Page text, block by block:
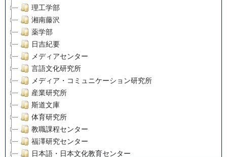
理工学部
湘南藤沢
薬学部
日吉紀要
メディアセンター
言語文化研究所
メディア・コミュニケーション研究所
産業研究所
斯道文庫
体育研究所
教職課程センター
福澤研究センター
日本語・日本文化教育センター